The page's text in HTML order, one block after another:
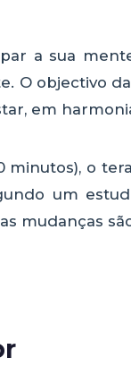
a sua
O objectivo da
em
minutos), o
um
as mudanças